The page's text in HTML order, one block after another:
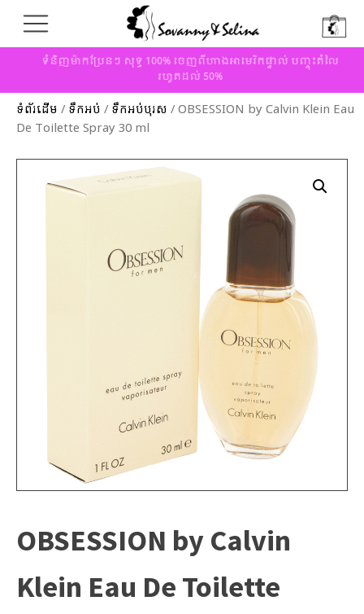
ទំនិញម៉ាកប្រែនៗ សុទ្ធ 100% ចេញពីហាងអាមេរិកផ្ទាល់ បញ្ចុះតំលៃ
រហូតដល់ 50%
ទំព័រដើម / ទឹកអប់ / ទឹកអប់បុរស / OBSESSION by Calvin Klein Eau
De Toilette Spray 30 ml
OBSESSION by Calvin
Klein Eau De Toilette